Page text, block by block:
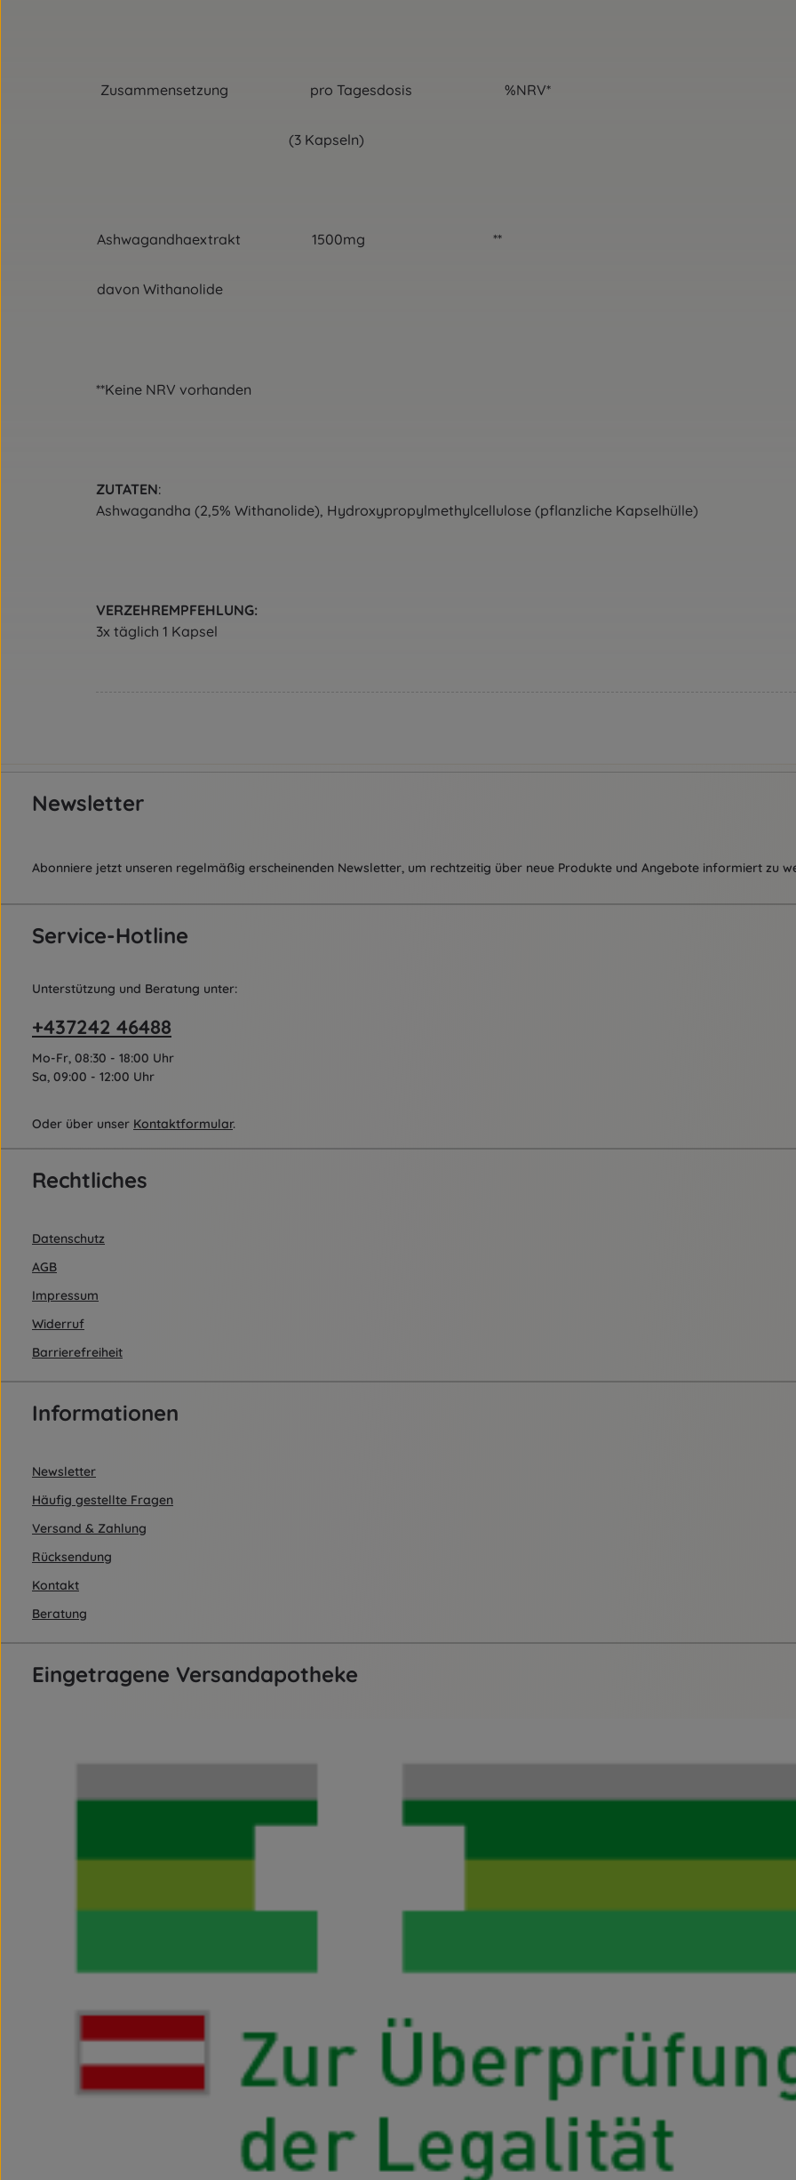
Zusammensetzung pro Tagesdosis %NRV*
(3 Kapseln)
Ashwagandhaextrakt 1500mg **
davon Withanolide
**Keine NRV vorhanden
ZUTATEN:
Ashwagandha (2,5% Withanolide), Hydroxypropylmethylcellulose (pflanzliche Kapselhülle)
VERZEHREMPFEHLUNG:
3x täglich 1 Kapsel
Newsletter
Abonniere jetzt unseren regelmäßig erscheinenden Newsletter, um rechtzeitig über neue Produkte und Angebote informiert zu
Service-Hotline
Unterstützung und Beratung unter:
+437242 46488
Mo-Fr, 08:30 - 18:00 Uhr
Sa, 09:00 - 12:00 Uhr
Oder über unser Kontaktformular.
Rechtliches
Datenschutz
AGB
Impressum
Widerruf
Barrierefreiheit
Informationen
Newsletter
Häufig gestellte Fragen
Versand & Zahlung
Rücksendung
Kontakt
Beratung
Eingetragene Versandapotheke